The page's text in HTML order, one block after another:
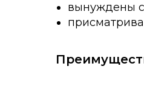
вынуждены